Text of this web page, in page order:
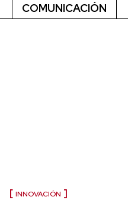
COMUNICACIÓN
INNOVACIÓN